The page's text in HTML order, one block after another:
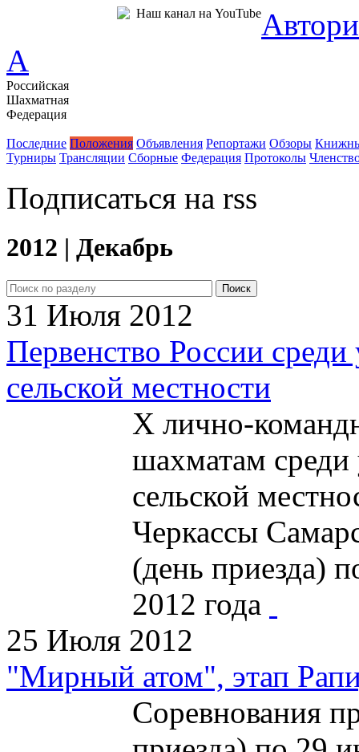
Наш канал на YouTube
A
Российская
Шахматная
Федерация
Последние Положения Объявления Репортажи Обзоры
Турниры Трансляции Сборные Федерация Протоколы
Подписаться на rss
2012 | Декабрь
31 Июля 2012
Первенство России
сельской местности
X лично-
шахматам
сельской
Черкассы
(день приезда)
2012 года
25 Июля 2012
"Мирный атом", этап
Соревнования